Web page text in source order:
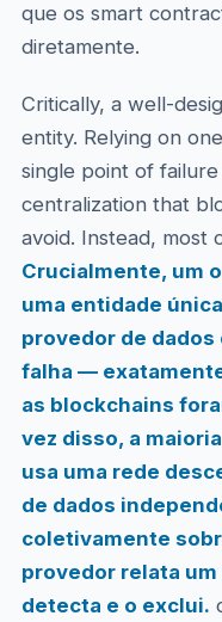
que os smart
diretamente.
Critically, a well-
entity. Relying on
single point of
centralization that
avoid. Instead, most
Crucialmente, um
uma entidade
provedor de
falha —
as blockchains
vez disso, a
usa uma rede
de dados
coletivamente
provedor relata
detecta e o exclui.